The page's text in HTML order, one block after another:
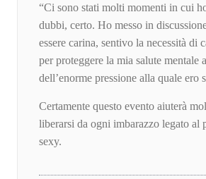
“Ci sono stati molti momenti in cui
dubbi, certo. Ho messo in
essere carina, sentivo la necessità di
per proteggere la mia salute mentale
dell’enorme pressione alla quale ero
Certamente questo evento aiuterà
liberarsi da ogni imbarazzo legato al
sexy.